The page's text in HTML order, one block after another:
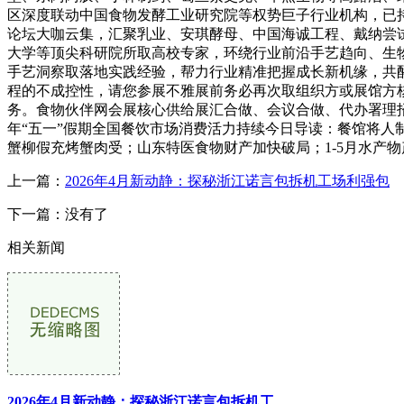
区深度联动中国食物发酵工业研究院等权势巨子行业机构，
论坛大咖云集，汇聚乳业、安琪酵母、中国海诚工程、戴纳
大学等顶尖科研院所取高校专家，环绕行业前沿手艺趋向、
手艺洞察取落地实践经验，帮力行业精准把握成长新机缘，
程的不成控性，请您参展不雅展前务必再次取组织方或展馆
务。食物伙伴网会展核心供给展汇合做、会议合做、代办署
年“五一”假期全国餐饮市场消费活力持续今日导读：餐馆将
蟹柳假充烤蟹肉受；山东特医食物财产加快破局；1-5月水产
上一篇： 2026年4月新动静：探秘浙江诺言包拆机工场利强包
下一篇：没有了
相关新闻